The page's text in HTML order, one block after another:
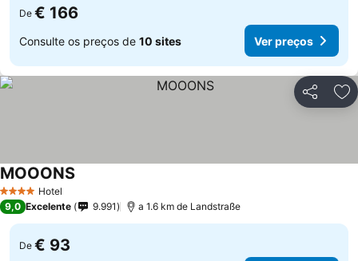
De € 166
Consulte os preços de 10 sites Ver preços
Partilhar
4 EstrelasHotel
MOOONS
9,0 Excelente 9.991 a 1.6 km de Landstraße
De € 93